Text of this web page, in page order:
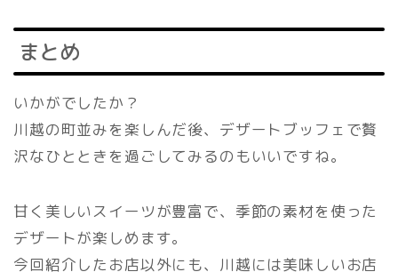
まとめ
いかがでしたか？
川越の町並みを楽しんだ後、デザートブッフェで贅
沢なひとときを過ごしてみるのもいいですね。
甘く美しいスイーツが豊富で、季節の素材を使った
デザートが楽しめます。
今回紹介したお店以外にも、川越には美味しいお店